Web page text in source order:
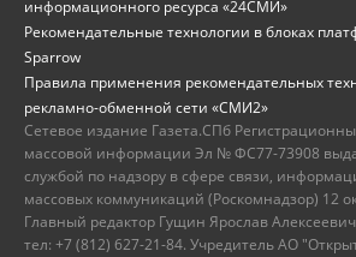
информационного ресурса «24СМИ»
Рекомендательные технологии в блоках
Sparrow
Правила применения рекомендательных
рекламно-обменной сети «СМИ2»
Сетевое издание Газета.СПб
массовой информации Эл № ФС77-73908
службой по надзору в сфере связи,
массовых коммуникаций (Роскомнадзор) 12
Главный редактор Гущин Ярослав
тел: +7 (812) 627-21-84. Учредитель АО